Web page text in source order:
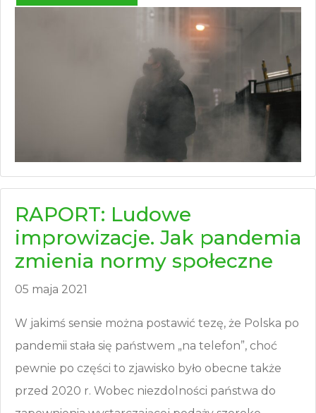
RAPORT: Ludowe
improwizacje. Jak pandemia
zmienia normy społeczne
05 maja 2021
W jakimś sensie można postawić tezę, że Polska po
pandemii stała się państwem „na telefon”, choć
pewnie po części to zjawisko było obecne także
przed 2020 r. Wobec niezdolności państwa do